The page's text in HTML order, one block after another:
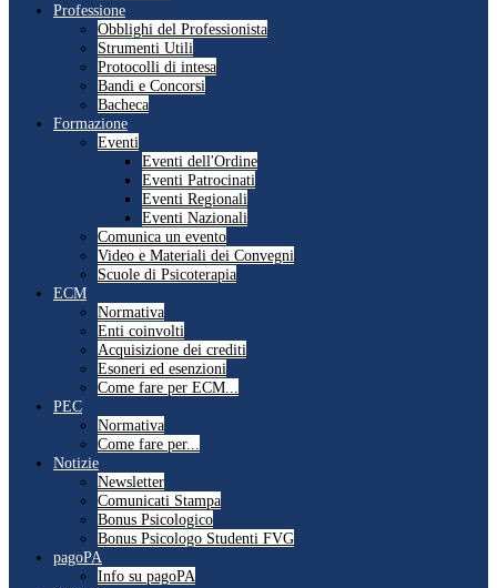
Professione
Obblighi del Professionista
Strumenti Utili
Protocolli di intesa
Bandi e Concorsi
Bacheca
Formazione
Eventi
Eventi dell'Ordine
Eventi Patrocinati
Eventi Regionali
Eventi Nazionali
Comunica un evento
Video e Materiali dei Convegni
Scuole di Psicoterapia
ECM
Normativa
Enti coinvolti
Acquisizione dei crediti
Esoneri ed esenzioni
Come fare per ECM...
PEC
Normativa
Come fare per...
Notizie
Newsletter
Comunicati Stampa
Bonus Psicologico
Bonus Psicologo Studenti FVG
pagoPA
Info su pagoPA